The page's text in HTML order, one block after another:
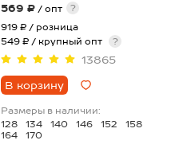
569 ₽ / опт
?
919 ₽ / розница
549 ₽ / крупный опт
?
13865
В корзину
Размеры в наличии:
128
134 140 146 152
158
164
170